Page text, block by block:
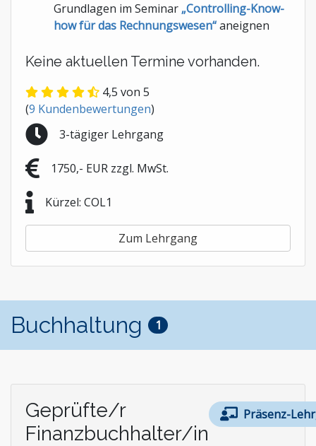
Grundlagen im Seminar „Controlling-Know-
how für das Rechnungswesen“aneignen
Keine aktuellen Termine vorhanden.
4,5 von 5
(9 Kundenbewertungen)
3-tägiger Lehrgang
1750,- EUR zzgl. MwSt.
Kürzel: COL1
Zum Lehrgang
Buchhaltung 1
Geprüfte/r
Finanzbuchhalter/in
Präsenz-